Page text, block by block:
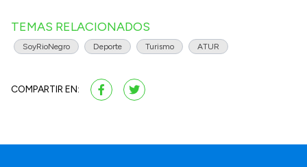
TEMAS RELACIONADOS
SoyRioNegro Deporte Turismo ATUR
COMPARTIR EN: